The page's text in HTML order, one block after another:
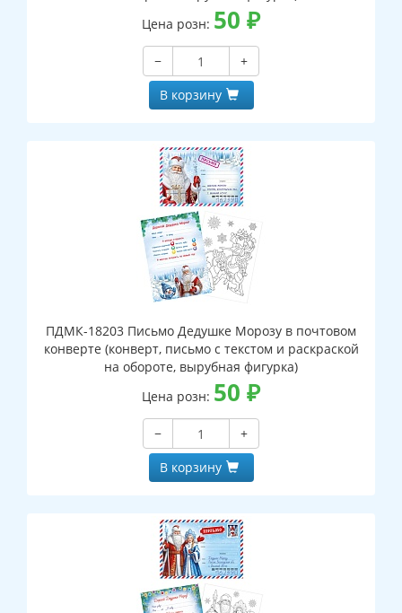
Цена розн: 50 ₽
−
+
В корзину
ПДМК-18203 Письмо Дедушке Морозу в почтовом
конверте (конверт, письмо с текстом и раскраской
на обороте, вырубная фигурка)
Цена розн: 50 ₽
−
+
В корзину